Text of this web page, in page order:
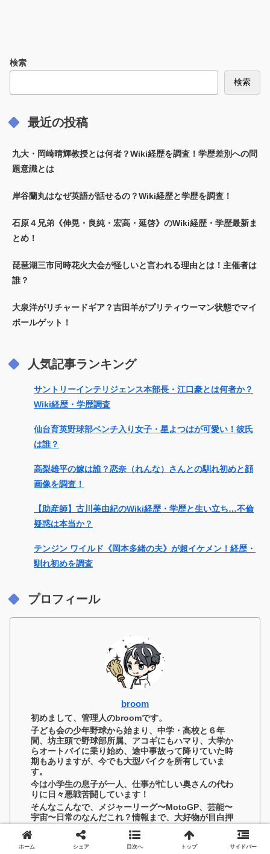
検索
検索
最近の投稿
九大・岡崎晴輝教授とは何者？Wiki経歴を調査！学歴差別への問
題意識とは
岸谷蘭丸はなぜ英語が話せるの？Wiki経歴と学歴を調査！
石原４兄弟《伸晃・良純・宏高・延啓》のWiki経歴・学歴最新ま
とめ！
琵琶湖三市同時花火大会が怪しいと言われる理由とは！主催者は
誰？
大泉洋がリチャードギア？吉田羊がプリティウーマン状態でマイ
ボールゲット！
人気記事ランキング
サントリーインテリジェンス本部長・江口豪とは何者か？
Wiki経歴・学歴調査
仙台育英野球部ベンチ入り女子・星よつはが可愛い！彼氏
は誰？
高梨雄平の嫁は誰？恋奈（れんな）さんとの馴れ初めと顔
画像を調査！
【助産師】古川美由紀のWiki経歴・学歴と生い立ち…不倫
疑惑は本当か？
テンジン ワイルド《岡本多緒の夫》が超イケメン！経歴・
馴れ初めを調査
プロフィール
broom
初めまして、管理人のbroomです。
子ども会の少年野球から始まり、中学・高校と６年
間、坊主頭で野球部所属、アコギにもハマり、大学か
らオートバイに乗り始め、途中事故って降りていた時
期もありますが、今でも大型バイクを所有していま
す。
今は小学生の息子が一人、仕事が忙しい奥さんの代わ
りに日々悪戦苦闘しています！
そんなこんなで、メジャーリーグ〜MotoGP、芸能〜
宇宙〜日常のなんだこれ？情報まで、大好物が目白押
そんな視点からいま話題のニュースを取り上げたり、
解説していけたらと思っています。
ホーム シェア 目次へ トップ サイドバー